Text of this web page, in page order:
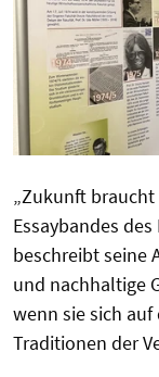
„Zukunft
Essaybandes
beschreibt seine
und nachhaltige
wenn sie sich auf
Traditionen der